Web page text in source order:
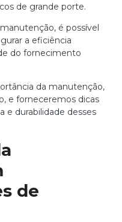
de grande porte.
é possível
a eficiência
do fornecimento
da manutenção,
e forneceremos dicas
e durabilidade desses
de